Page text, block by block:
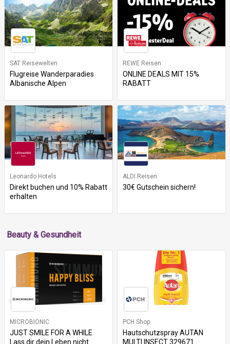
SAT Reisewelten
Flugreise Wanderparadies
Albanische Alpen
REWE Reisen
ONLINE DEALS MIT 15%
RABATT
Leonardo Hotels
Direkt buchen und 10% Rabatt
erhalten
ALDI Reisen
30€ Gutschein sichern!
Beauty & Gesundheit
MICROBIONIC
JUST SMILE FOR A WHILE
Lass dir dein Leben nicht...
PCH Shop
Hautschutzspray AUTAN
MULTI INSECT 329671